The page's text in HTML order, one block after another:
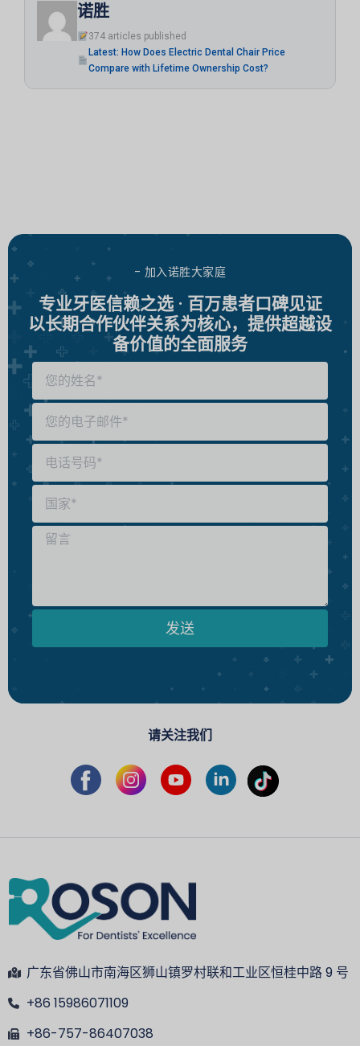
诺胜
374 articles published
Latest: How Does Electric Dental Chair Price
Compare with Lifetime Ownership Cost?
- 加入诺胜大家庭
专业牙医信赖之选 · 百万患者口碑见证
以长期合作伙伴关系为核心，提供超越设
备价值的全面服务
发送
请关注我们
广东省佛山市南海区狮山镇罗村联和工业区恒桂中路 9 号
+86 15986071109
+86-757-86407038